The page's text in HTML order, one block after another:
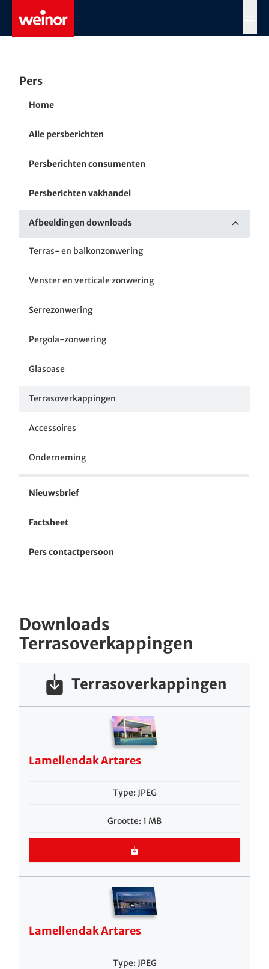
Skip to main content
Pers
Home
Alle persberichten
Persberichten consumenten
Persberichten vakhandel
Afbeeldingen downloads
Terras- en balkonzonwering
Venster en verticale zonwering
Serrezonwering
Pergola-zonwering
Glasoase
Terrasoverkappingen
Accessoires
Onderneming
Nieuwsbrief
Factsheet
Pers contactpersoon
Downloads
Terrasoverkappingen
Terrasoverkappingen
Lamellendak Artares
Type: JPEG
Grootte: 1 MB
Lamellendak Artares
Type: JPEG